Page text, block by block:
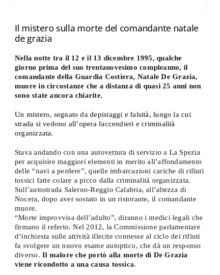
a
Il mistero sulla morte del comandante natale
de grazia
Nella notte tra il 12 e il 13 dicembre 1995, qualche
giorno prima del suo trentanovesimo compleanno, il
comandante della Guardia Costiera, Natale De Grazia,
muore in circostanze che a distanza di quasi 25 anni non
sono state ancora chiarite.
Un mistero, segnato da depistaggi e falsità, lungo la cui
strada si vedono all’opera faccendieri e criminalità
organizzata.
Stava andando con una autovettura di servizio a La Spezia
per acquisire maggiori elementi in merito all’affondamento
delle “navi a perdere”, quelle imbarcazioni cariche di rifiuti
tossici fatte colare a picco dalla criminalità organizzata.
Sull’autostrada Salerno-Reggio Calabria, all’altezza di
Nocera, dopo aver sostato in un ristorante, il comandante
muore.
“Morte improvvisa dell’adulto”, diranno i medici legali che
firmano il referto. Nel 2012, la Commissione parlamentare
d’inchiesta sulle attività illecite connesse al ciclo dei rifiuti
fa svolgere un nuovo esame autoptico, che dà un responso
diverso.Il malore che portò alla morte di De Grazia
viene ricondotto a una causa tossica.